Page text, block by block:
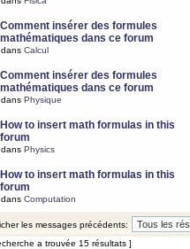
Comment insérer des formules
mathématiques dans ce forum
dans Calcul
Comment insérer des formules
mathématiques dans ce forum
dans Physique
How to insert math formulas in this
forum
dans Physics
How to insert math formulas in this
forum
dans Computation
les messages précédents:
a trouvée 15 résultats ]